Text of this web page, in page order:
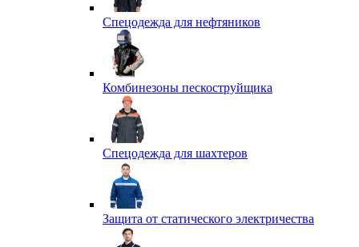
Спецодежда для нефтяников
Комбинезоны пескоструйщика
Спецодежда для шахтеров
Защита от статического электричества